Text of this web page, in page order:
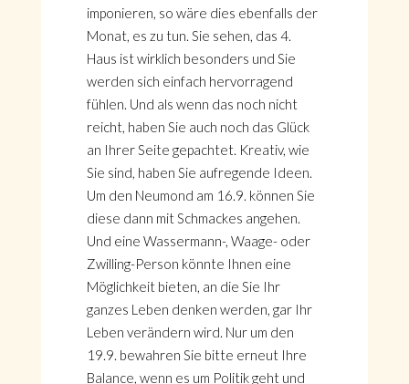
imponieren, so wäre dies ebenfalls der
Monat, es zu tun. Sie sehen, das 4.
Haus ist wirklich besonders und Sie
werden sich einfach hervorragend
fühlen. Und als wenn das noch nicht
reicht, haben Sie auch noch das Glück
an Ihrer Seite gepachtet. Kreativ, wie
Sie sind, haben Sie aufregende Ideen.
Um den Neumond am 16.9. können Sie
diese dann mit Schmackes angehen.
Und eine Wassermann-, Waage- oder
Zwilling-Person könnte Ihnen eine
Möglichkeit bieten, an die Sie Ihr
ganzes Leben denken werden, gar Ihr
Leben verändern wird. Nur um den
19.9. bewahren Sie bitte erneut Ihre
Balance, wenn es um Politik geht und